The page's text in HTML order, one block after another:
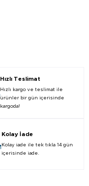
Hızlı Teslimat
Hızlı kargo ve teslimat ile
ürünler bir gün içerisinde
kargoda!
Kolay İade
Kolay iade ile tek tıkla 14 gün
içerisinde iade.